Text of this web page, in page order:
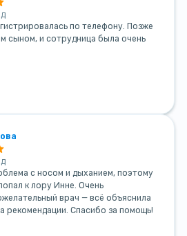
по телефону. Позже
сыном, и сотрудница была очень
с носом и дыханием, поэтому
к лору Инне. Очень
врач — всё объяснила
рекомендации. Спасибо за помощь!